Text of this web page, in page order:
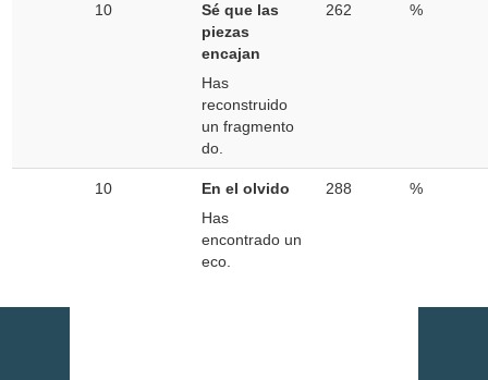
10
Sé que las
piezas
encajan
Has
reconstruido
un fragmento
do.
262 %
10
En el olvido
Has
encontrado un
eco.
288 %